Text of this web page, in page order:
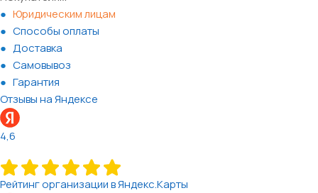
Юридическим лицам
Способы оплаты
Доставка
Самовывоз
Гарантия
Отзывы на Яндексе
4,6
Рейтинг организации в Яндекс.Карты